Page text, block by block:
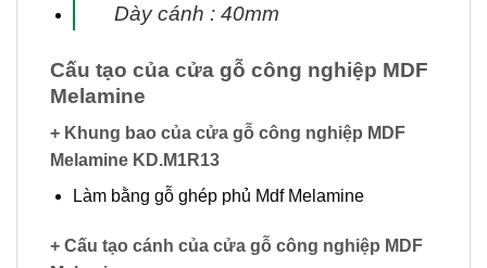
Dày cánh : 40mm
Cấu tạo của cửa gỗ công nghiệp MDF
Melamine
+ Khung bao của cửa gỗ công nghiệp MDF
Melamine KD.M1R13
Làm bằng gỗ ghép phủ Mdf Melamine
+ Cấu tạo cánh của cửa gỗ công nghiệp MDF